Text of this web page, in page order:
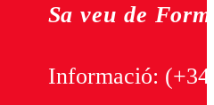
Sa veu de
Informació: